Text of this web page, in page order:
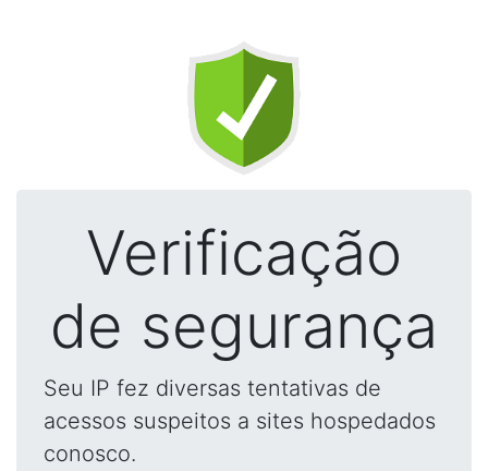
Verificação
de segurança
Seu IP fez diversas tentativas de
acessos suspeitos a sites hospedados
conosco.